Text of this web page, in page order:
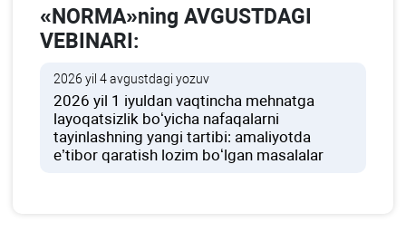
«NORMA»ning AVGUSTDAGI
VEBINARI:
2026 yil 4 avgustdagi yozuv
2026 yil 1 iyuldan vaqtincha mehnatga
layoqatsizlik boʻyicha nafaqalarni
tayinlashning yangi tartibi: amaliyotda
e’tibor qaratish lozim boʻlgan masalalar